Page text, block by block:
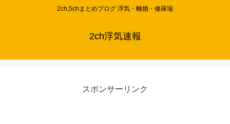
2ch,5chまとめブログ 浮気・離婚・修羅場
2ch浮気速報
スポンサーリンク